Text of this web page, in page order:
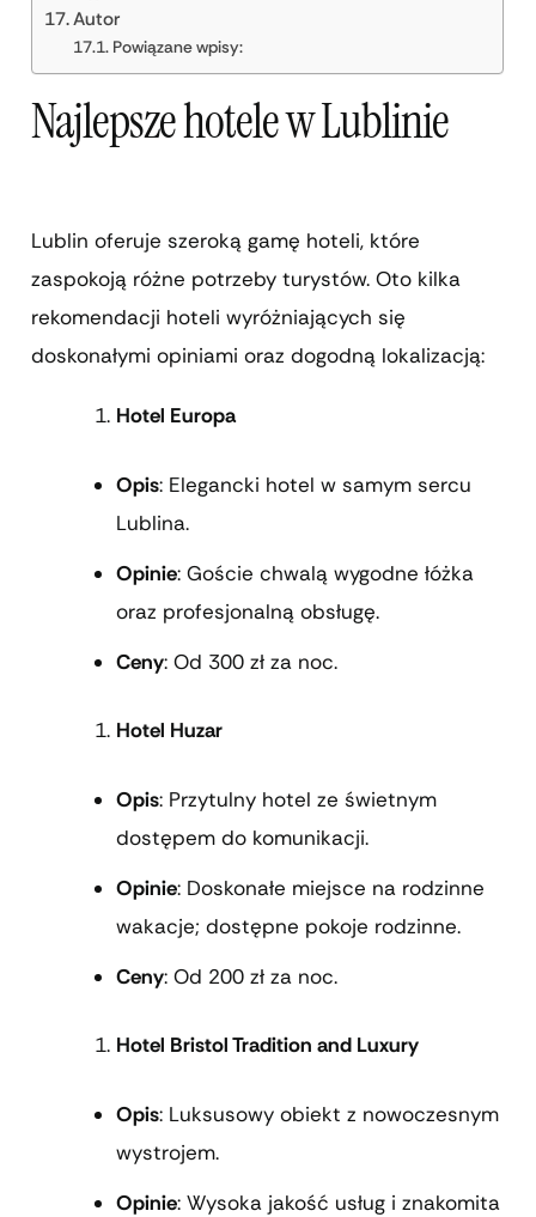
Autor
Powiązane wpisy:
Najlepsze hotele w Lublinie
Lublin oferuje szeroką gamę hoteli, które
zaspokoją różne potrzeby turystów. Oto kilka
rekomendacji hoteli wyróżniających się
doskonałymi opiniami oraz dogodną lokalizacją:
Hotel Europa
Opis: Elegancki hotel w samym sercu
Lublina.
Opinie: Goście chwalą wygodne łóżka
oraz profesjonalną obsługę.
Ceny: Od 300 zł za noc.
Hotel Huzar
Opis: Przytulny hotel ze świetnym
dostępem do komunikacji.
Opinie: Doskonałe miejsce na rodzinne
wakacje; dostępne pokoje rodzinne.
Ceny: Od 200 zł za noc.
Hotel Bristol Tradition and Luxury
Opis: Luksusowy obiekt z nowoczesnym
wystrojem.
Opinie: Wysoka jakość usług i znakomita